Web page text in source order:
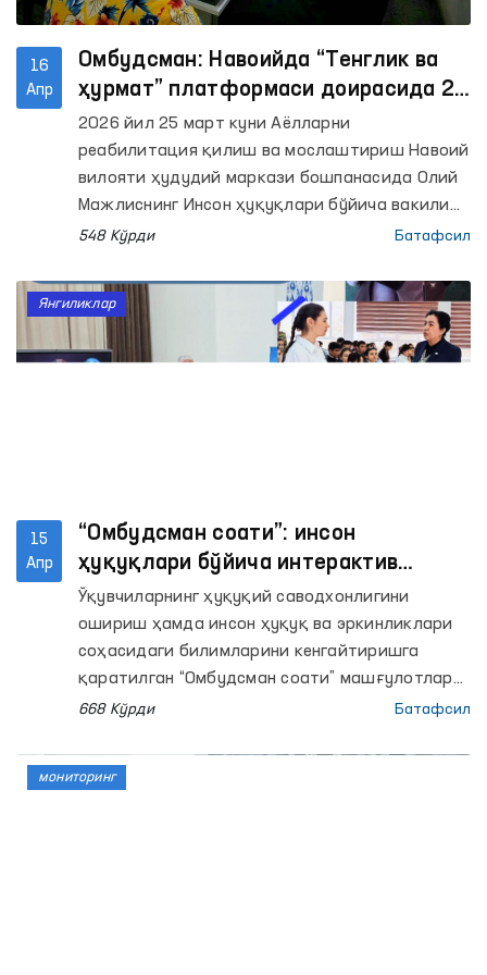
16
Апр
Омбудсман: Навоийда “Тенглик ва
ҳурмат” платформаси доирасида 2
та ҳолат юзасидан терговга қадар
текширув бошланди
2026 йил 25 март куни Аёлларни
реабилитация қилиш ва мослаштириш Навоий
вилояти ҳудудий маркази бошпанасида Олий
Мажлиснинг Инсон ҳуқуқлари бўйича вакили
(омбудсман) ташаббуси билан йўлга қўйилган
“Ҳуқуқий ёрдам автобуси” тадбири ўтказилди.
548 Кўрди Батафсил
15
Апр
“Омбудсман соати”: инсон
ҳуқуқлари бўйича интерактив
дарслар ўтказилмоқда
Ўқувчиларнинг ҳуқуқий саводхонлигини
ошириш ҳамда инсон ҳуқуқ ва эркинликлари
соҳасидаги билимларини кенгайтиришга
қаратилган “Омбудсман соати” машғулотлари
республика бўйича кўплаб мактабларда
Фарғона, Қашқадарё, Бухоро, Тошкент,
Наманган, Сурхондарё, Хоразм, Навоий
668 Кўрди Батафсил
Янгиликлар
мониторинг